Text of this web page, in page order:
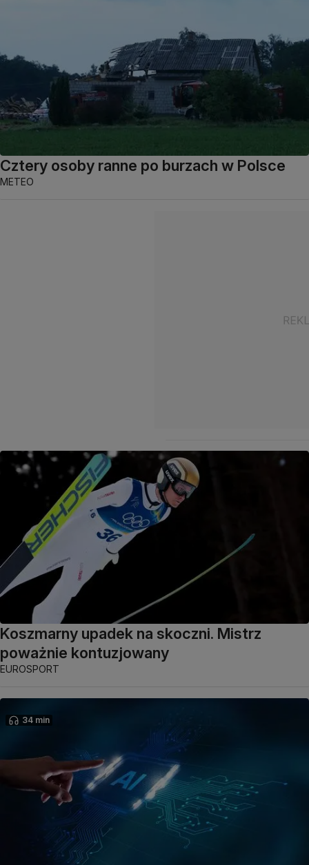
Cztery osoby ranne po burzach w Polsce
METEO
Koszmarny upadek na skoczni. Mistrz
poważnie kontuzjowany
EUROSPORT
34 min